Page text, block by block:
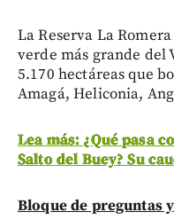
La Reserva La
verde más grande del
5.170 hectáreas que
Amagá, Heliconia,
Lea más: ¿Qué pasa
Salto del Buey? Su
Bloque de preguntas